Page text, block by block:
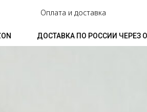
Оплата и доставка
ДОСТАВКА ПО РОССИИ ЧЕРЕЗ OZON